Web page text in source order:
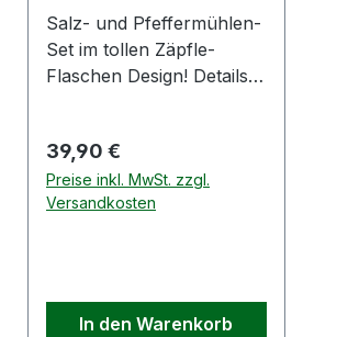
Salz- und Pfeffermühlen-
Set im tollen Zäpfle-
Flaschen Design! Details:
Mahlwerk Pfeffermühle:
Tannenzäpfle Etikett + P-
Kennzeichnung
Anwendung: Um die
Regulärer Preis:
39,90 €
Preise inkl. MwSt. zzgl.
Versandkosten
In den Warenkorb